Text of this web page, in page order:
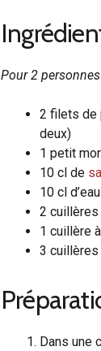
Pour 2 personnes
2 filets de
deux)
1 petit
10 cl de
10 cl d’eau
2
1 cuillère
3
Dans une